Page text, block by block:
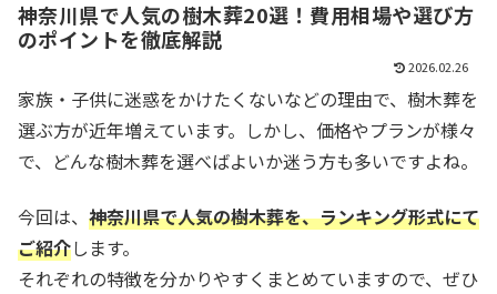
神奈川県で人気の樹木葬20選！費用相場や選び方
のポイントを徹底解説
2026.02.26
家族・子供に迷惑をかけたくないなどの理由で、樹木葬を
選ぶ方が近年増えています。しかし、価格やプランが様々
で、どんな樹木葬を選べばよいか迷う方も多いですよね。
今回は、 神奈川県で人気の樹木葬を、ランキング形式にて
ご紹介します。
それぞれの特徴を分かりやすくまとめていますので、ぜひ